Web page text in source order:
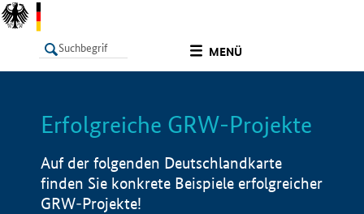
MENÜ
LISTE Info
Erfolgreiche GRW-Projekte
Auf der folgenden Deutschlandkarte
finden Sie konkrete Beispiele erfolgreicher
GRW-Projekte!